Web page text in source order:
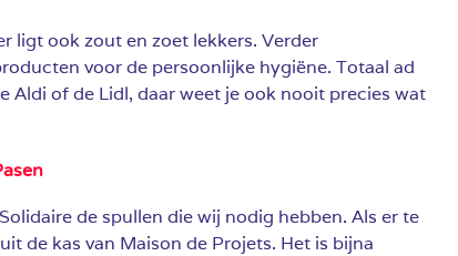
ligt ook zout en zoet lekkers. Verder
voor de persoonlijke hygiëne. Totaal ad
Aldi of de Lidl, daar weet je ook nooit precies wat
de spullen die wij nodig hebben. Als er te
de kas van Maison de Projets. Het is bijna